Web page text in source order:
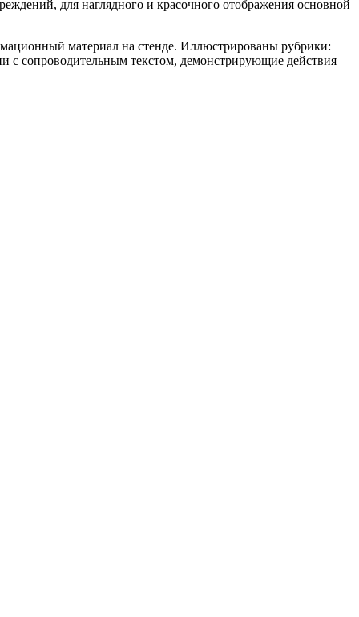
для наглядного и красочного отображения основной
материал на стенде. Иллюстрированы рубрики:
с сопроводительным текстом, демонстрирующие действия